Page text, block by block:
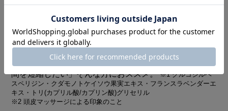
トリートメントだから、美髪ケアはもちろん、頭皮を整
え、リフトケアやフェイスラインケア（小顔効果）
も
期待でき、スカルプブラシ使用時のようなスッキリ感を
実現します。
「フェイスライン ※2や顔回りをすっきり見せたい」「髪
のダメージが気になる」「ヘアドライやスタイリング時
間を短縮したい」そんな方におススメ。※1 グルコシルヘ
スペリジン・クダモノトケイソウ果実エキス・フランスラベンダーエ
キス・トリ(カプリル酸/カプリン酸)グリセリル
※2 頭皮マッサージによる印象のこと